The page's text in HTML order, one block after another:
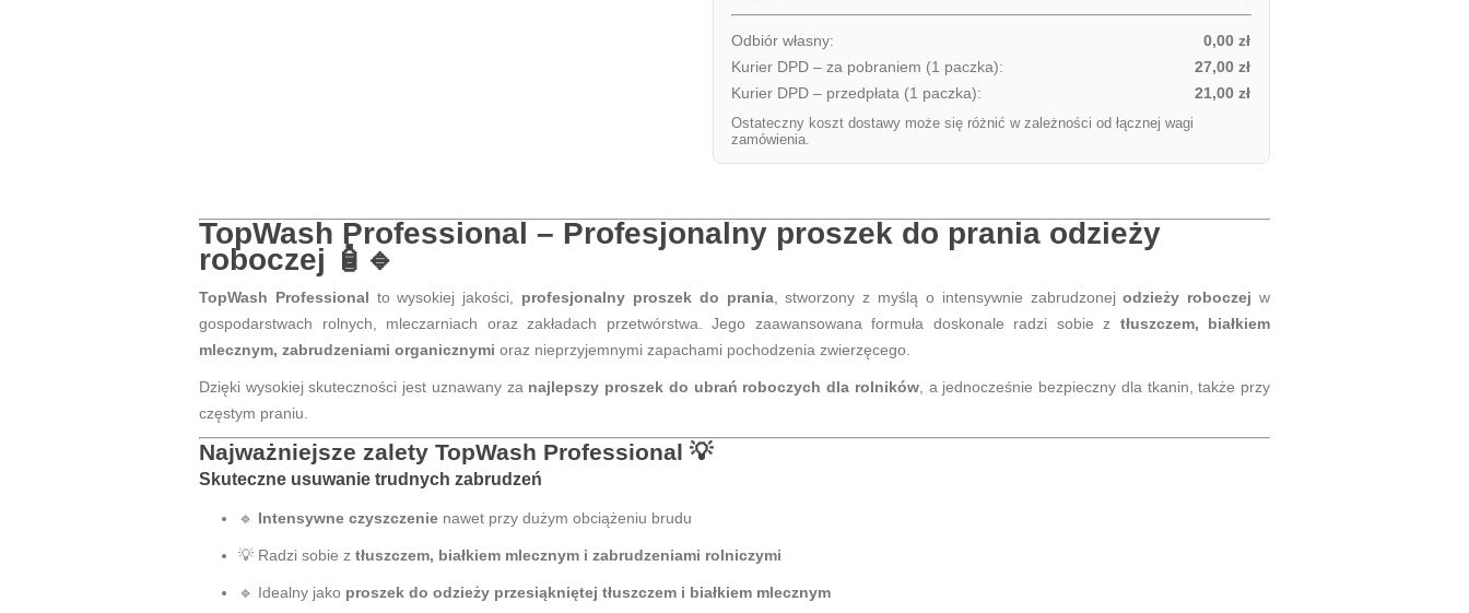
Odbiór własny:
0,00 zł
Kurier DPD – za pobraniem (1 paczka):
27,00 zł
Kurier DPD – przedpłata (1 paczka):
21,00 zł
Ostateczny koszt dostawy może się różnić w zależności od łącznej wagi
zamówienia.
TopWash Professional – Profesjonalny proszek do prania odzieży
roboczej 🧴🔹
TopWash Professional to wysokiej jakości, profesjonalny proszek do prania, stworzony z myślą o intensywnie zabrudzonejodzieży roboczej w
gospodarstwach rolnych, mleczarniach oraz zakładach przetwórstwa. Jego zaawansowana formuła doskonale radzi sobie z tłuszczem, białkiem
mlecznym, zabrudzeniami organicznymi oraz nieprzyjemnymi zapachami pochodzenia zwierzęcego.
Dzięki wysokiej skuteczności jest uznawany za najlepszy proszek do ubrań roboczych dla rolników, a jednocześnie bezpieczny dla tkanin, także przy
częstym praniu.
Najważniejsze zalety TopWash Professional 💡
Skuteczne usuwanie trudnych zabrudzeń
🔹 Intensywne czyszczenie nawet przy dużym obciążeniu brudu
💡 Radzi sobie z tłuszczem, białkiem mlecznym i zabrudzeniami rolniczymi
🔹 Idealny jako proszek do odzieży przesiąkniętej tłuszczem i białkiem mlecznym